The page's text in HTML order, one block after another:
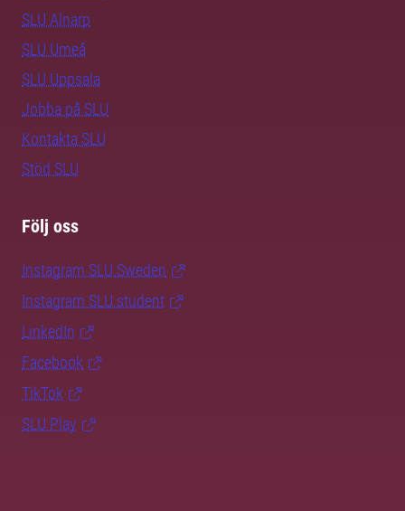
SLU Alnarp
SLU Umeå
SLU Uppsala
Jobba på SLU
Kontakta SLU
Stöd SLU
Följ oss
Instagram SLU.Sweden
Instagram SLU.student
LinkedIn
Facebook
TikTok
SLU Play